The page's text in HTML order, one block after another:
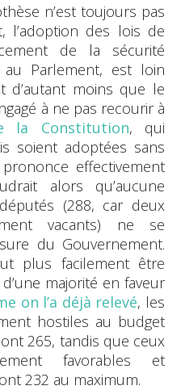
n’est toujours pas
l’adoption des lois de
de la sécurité
Parlement, est loin
d’autant moins que le
à ne pas recourir à
la Constitution, qui
soient adoptées sans
effectivement
alors qu’aucune
(288, car deux
vacants) ne se
du Gouvernement.
plus facilement être
majorité en faveur
on l’a déjà relevé, les
hostiles au budget
265, tandis que ceux
favorables et
232 au maximum.